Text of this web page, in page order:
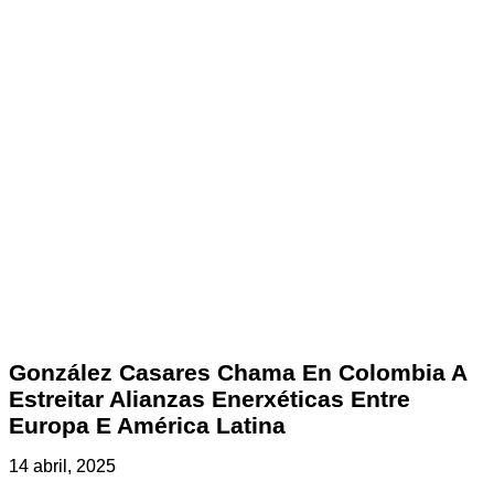
González Casares Chama En Colombia A
Estreitar Alianzas Enerxéticas Entre
Europa E América Latina
14 abril, 2025